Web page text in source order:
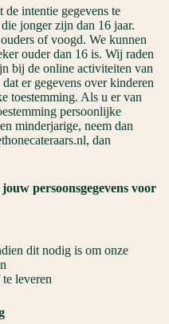
intentie gegevens te
jonger zijn dan 16 jaar.
of voogd. We kunnen
ouder dan 16 is. Wij raden
bij de online activiteiten van
er gegevens over kinderen
toestemming. Als u er van
persoonlijke
minderjarige, neem dan
dan
persoonsgegevens voor
dit nodig is om onze
leveren